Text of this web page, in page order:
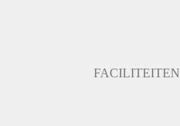
FACILITEITEN